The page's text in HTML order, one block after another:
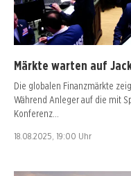
Märkte warten auf
Die globalen Finanzmärkte
Während Anleger auf die mit
Konferenz…
18.08.2025, 19:00 Uhr